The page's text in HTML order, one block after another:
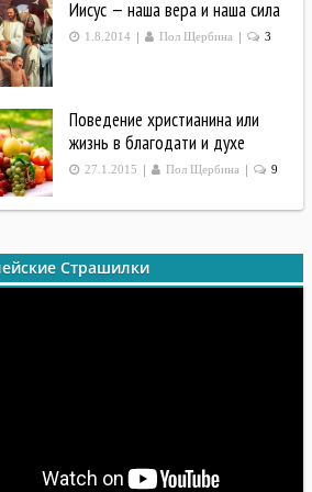
Иисус — наша вера и наша сила
1.8.2014 | Пол Щербина | 3
Поведение христианина или
жизнь в благодати и духе
27.1.2015 | Пол Щербина | 9
Страшилки